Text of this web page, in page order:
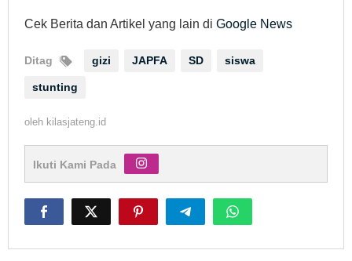
Cek Berita dan Artikel yang lain di Google News
Ditag gizi JAPFA SD siswa
stunting
oleh kilasjateng.id
Ikuti Kami Pada